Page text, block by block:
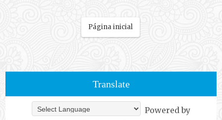
Página inicial
Translate
Powered by